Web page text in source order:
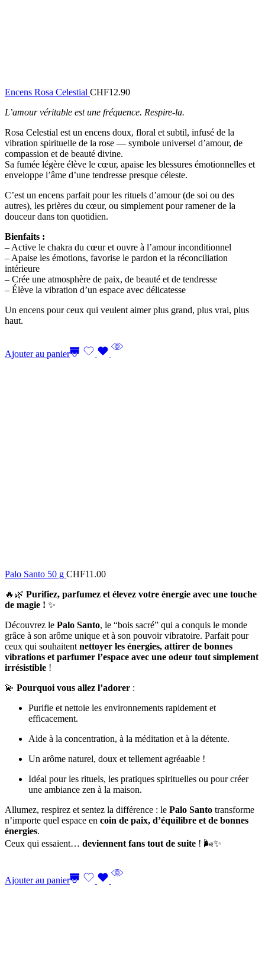
Encens Rosa Celestial CHF12.90
L’amour véritable est une fréquence. Respire-la.
Rosa Celestial est un encens doux, floral et subtil, infusé de la
vibration spirituelle de la rose — symbole universel d’amour, de
compassion et de beauté divine.
Sa fumée légère élève le cœur, apaise les blessures émotionnelles et
enveloppe l’âme d’une tendresse presque céleste.
C’est un encens parfait pour les rituels d’amour (de soi ou des
autres), les prières du cœur, ou simplement pour ramener de la
douceur dans ton quotidien.
Bienfaits :
– Active le chakra du cœur et ouvre à l’amour inconditionnel
– Apaise les émotions, favorise le pardon et la réconciliation
intérieure
– Crée une atmosphère de paix, de beauté et de tendresse
– Élève la vibration d’un espace avec délicatesse
Un encens pour ceux qui veulent aimer plus grand, plus vrai, plus
haut.
Ajouter au panier
Palo Santo 50 g CHF11.00
🔥🌿 Purifiez, parfumez et élevez votre énergie avec une touche
de magie ! ✨
Découvrez le Palo Santo, le “bois sacré” qui a conquis le monde
grâce à son arôme unique et à son pouvoir vibratoire. Parfait pour
ceux qui souhaitent nettoyer les énergies, attirer de bonnes
vibrations et parfumer l’espace avec une odeur tout simplement
irrésistible !
💫 Pourquoi vous allez l’adorer :
Purifie et nettoie les environnements rapidement et
efficacement.
Aide à la concentration, à la méditation et à la détente.
Un arôme naturel, doux et tellement agréaable !
Idéal pour les rituels, les pratiques spirituelles ou pour créer
une ambiance zen à la maison.
Allumez, respirez et sentez la différence : le Palo Santo transforme
n’importe quel espace en coin de paix, d’équilibre et de bonnes
énergies.
Ceux qui essaient… deviennent fans tout de suite ! 🌬️✨
Ajouter au panier